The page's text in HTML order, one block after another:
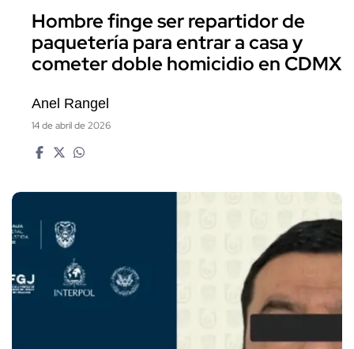
Hombre finge ser repartidor de
paquetería para entrar a casa y
cometer doble homicidio en CDMX
Anel Rangel
14 de abril de 2026